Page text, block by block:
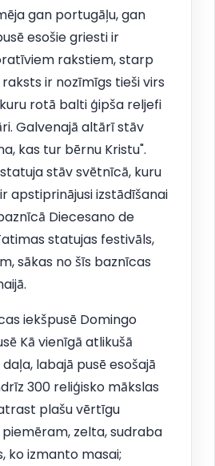
gan portugāļu, gan
esošie griesti ir
rakstiem, starp
ir nozīmīgs tieši virs
rotā balti ģipša reljefi
Galvenajā altārī stāv
kas tur bērnu Kristu".
stāv svētnīcā, kuru
apstiprinājusi izstādīšanai
Diecesano de
statujas festivāls,
sākas no šīs baznīcas
iekšpusē Domingo
Kā vienīgā atlikušā
labajā pusē esošajā
300 reliģisko mākslas
plašu vērtīgu
zelta, sudraba
ko izmanto masai;